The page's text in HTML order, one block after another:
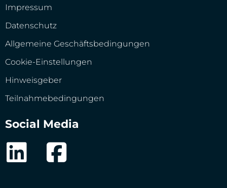
Impressum
Datenschutz
Allgemeine Geschäftsbedingungen
Cookie-Einstellungen
Hinweisgeber
Teilnahmebedingungen
Social Media